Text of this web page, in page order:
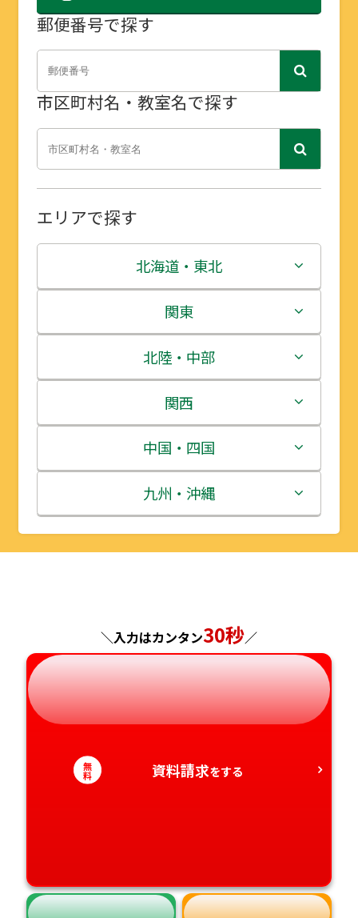
郵便番号で探す
市区町村名・教室名で探す
エリアで探す
北海道・東北
北海道
青森県
岩手県
宮城県
秋田県
山形県
関東
茨城県
栃木県
群馬県
埼玉県
千葉県
北陸・中部
新潟県
富山県
石川県
福井県
岐阜県
静岡県
関西
三重県
滋賀県
京都府
奈良県
和歌山県
中国・四国
鳥取県
島根県
山口県
徳島県
香川県
九州・沖縄
福岡県
熊本県
大分県
宮崎県
＼入力はカンタン30秒／
無
料 資料請求をする